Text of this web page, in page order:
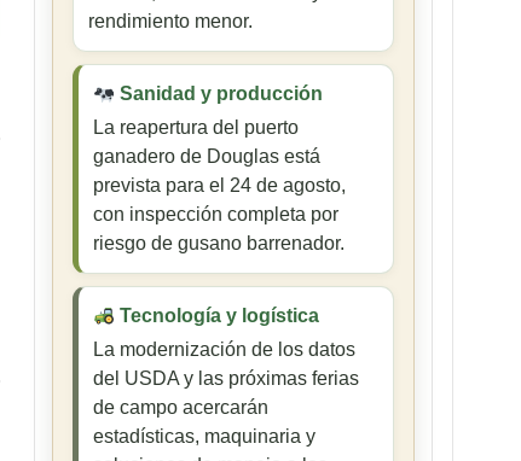
rendimiento menor.
Sanidad y producción
La reapertura del puerto
ganadero de Douglas está
prevista para el 24 de agosto,
con inspección completa por
riesgo de gusano barrenador.
Tecnología y logística
La modernización de los datos
del USDA y las próximas ferias
de campo acercarán
estadísticas, maquinaria y